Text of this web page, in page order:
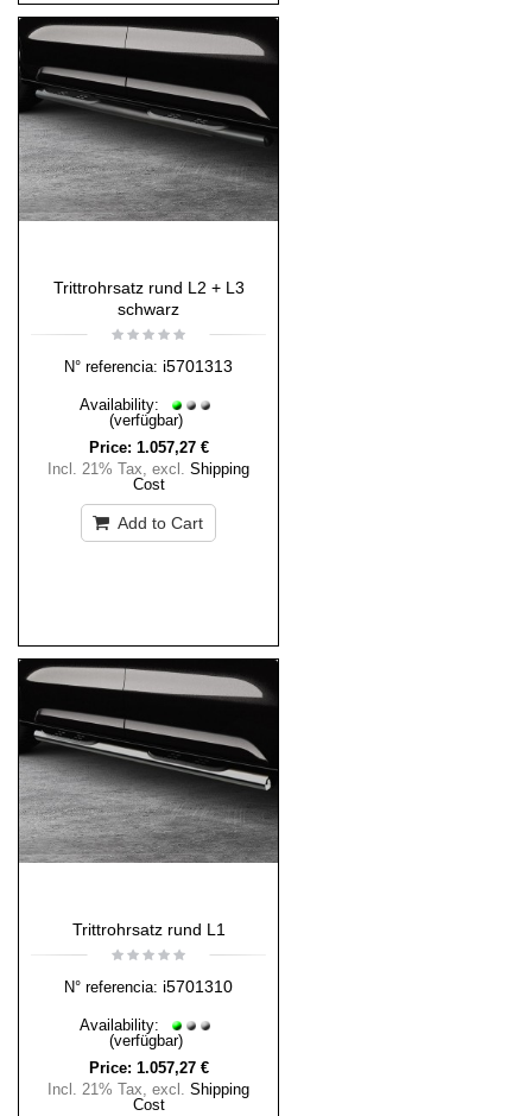
Trittrohrsatz rund L2 + L3
schwarz
N° referencia: i5701313
Availability:
(verfügbar)
Price: 1.057,27 €
Incl. 21% Tax, excl. Shipping
Cost
Add to Cart
Trittrohrsatz rund L1
N° referencia: i5701310
Availability:
(verfügbar)
Price: 1.057,27 €
Incl. 21% Tax, excl. Shipping
Cost